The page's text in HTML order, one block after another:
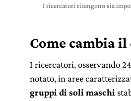
I ricercatori ritengono sia
Come cambia
I ricercatori, osservando
notato, in aree
gruppi di soli maschi